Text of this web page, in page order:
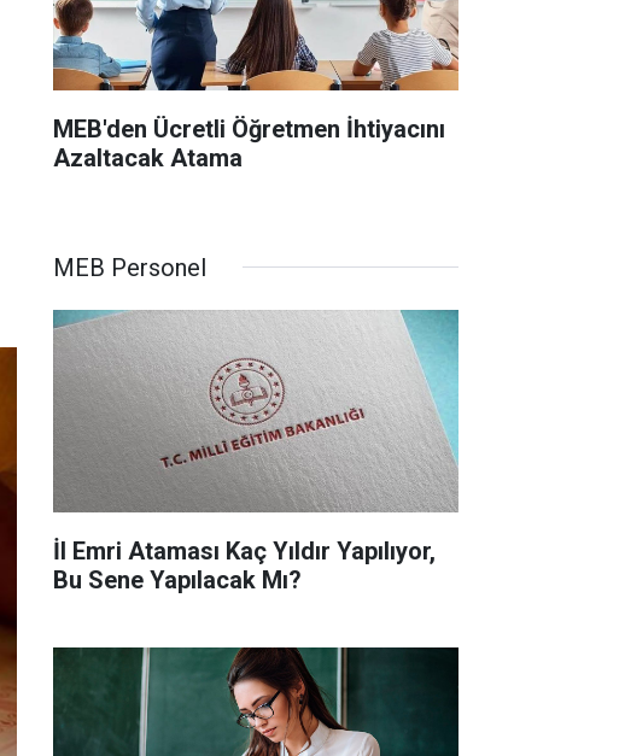
MEB'den Ücretli Öğretmen İhtiyacını
Azaltacak Atama
MEB Personel
İl Emri Ataması Kaç Yıldır Yapılıyor,
Bu Sene Yapılacak Mı?